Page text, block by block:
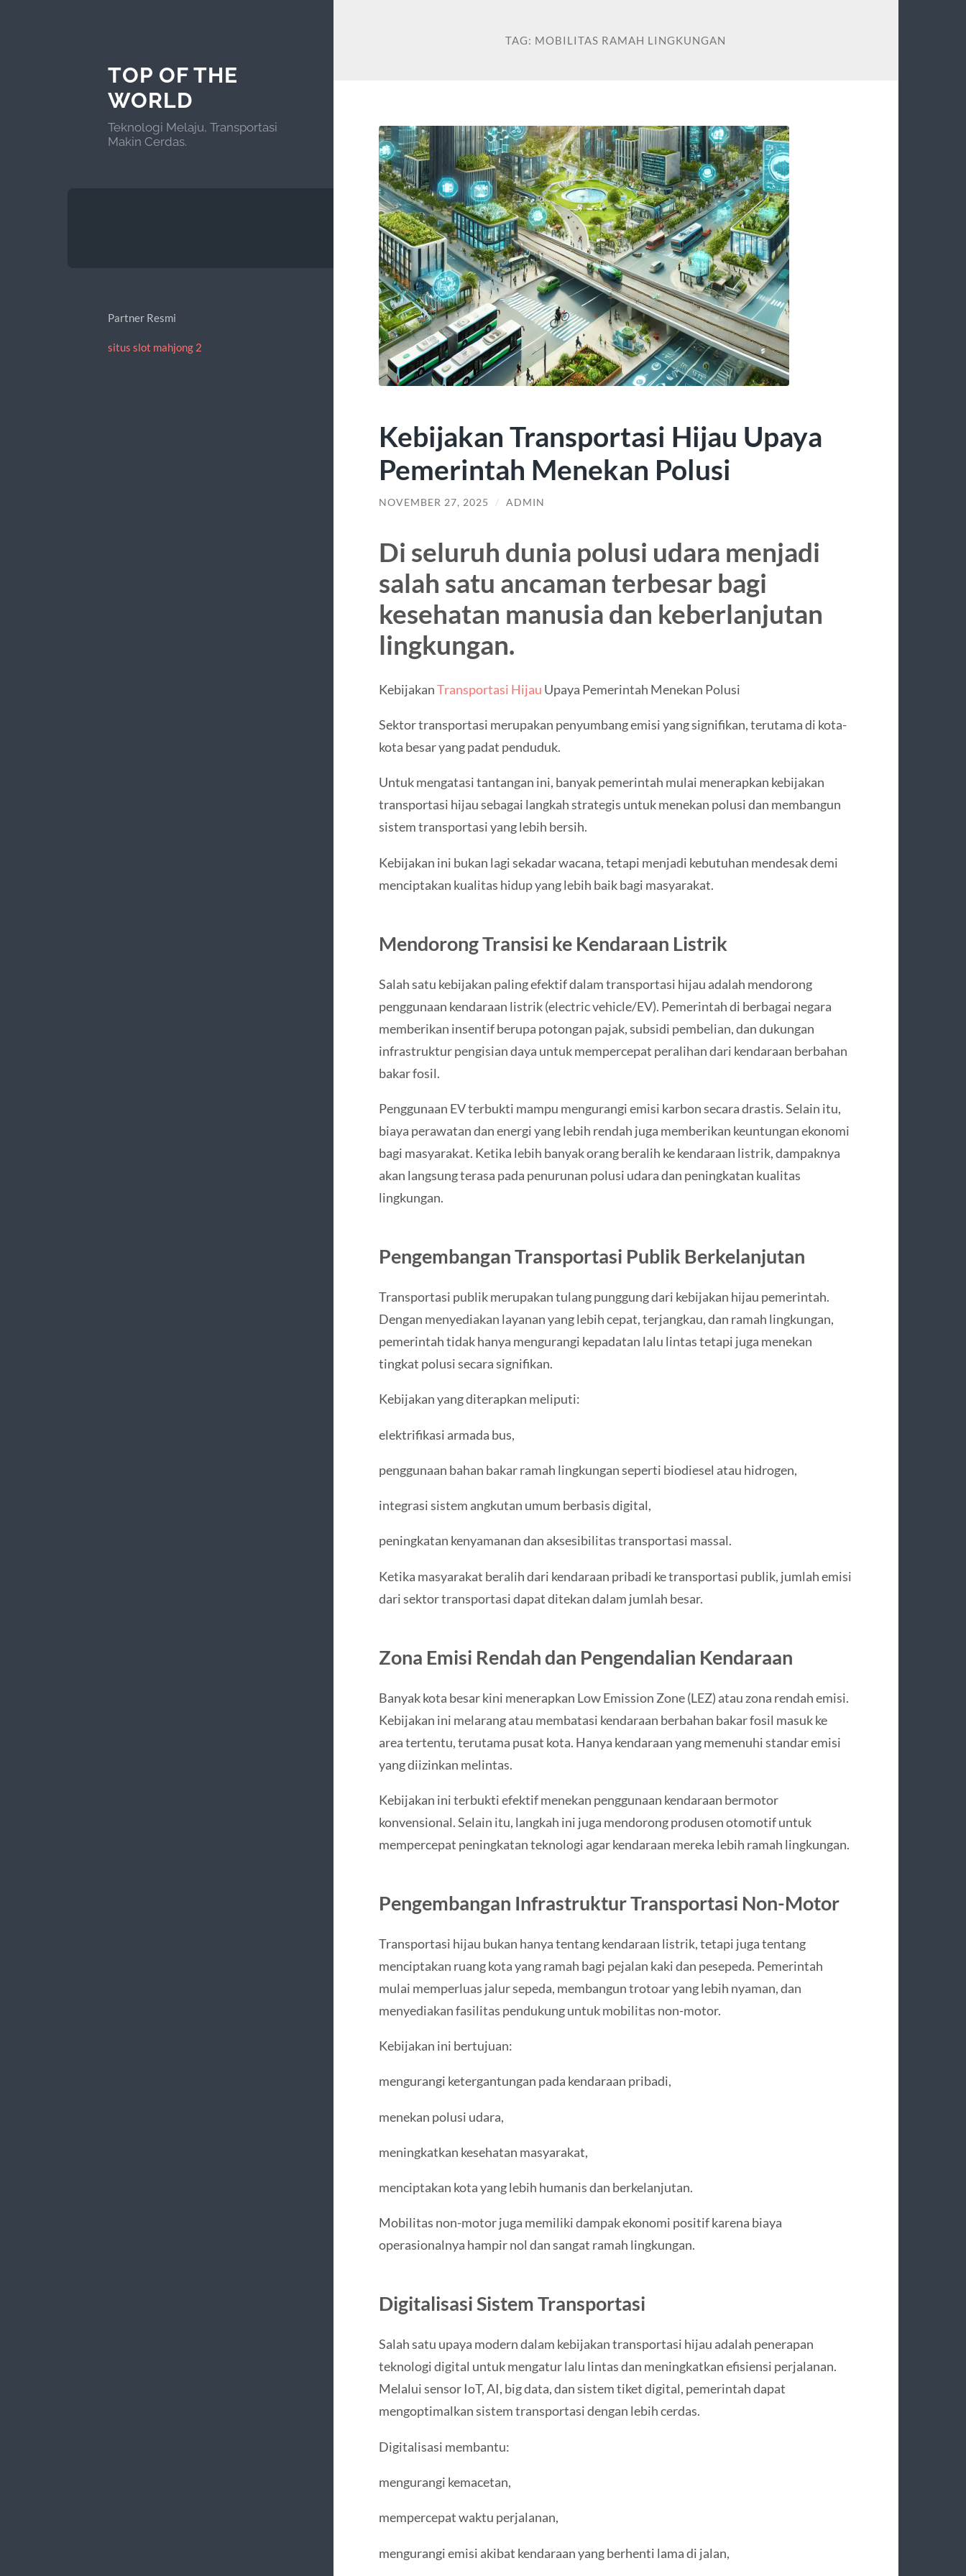
TOP OF THE
WORLD
Teknologi Melaju, Transportasi
Makin Cerdas.
Partner Resmi
situs slot mahjong 2
TAG: MOBILITAS RAMAH LINGKUNGAN
Kebijakan Transportasi Hijau Upaya
Pemerintah Menekan Polusi
NOVEMBER 27, 2025 / ADMIN
Di seluruh dunia polusi udara menjadi
salah satu ancaman terbesar bagi
kesehatan manusia dan keberlanjutan
lingkungan.
KebijakanTransportasi Hijau Upaya Pemerintah Menekan Polusi
Sektor transportasi merupakan penyumbang emisi yang signifikan, terutama di kota-
kota besar yang padat penduduk.
Untuk mengatasi tantangan ini, banyak pemerintah mulai menerapkan kebijakan
transportasi hijau sebagai langkah strategis untuk menekan polusi dan membangun
sistem transportasi yang lebih bersih.
Kebijakan ini bukan lagi sekadar wacana, tetapi menjadi kebutuhan mendesak demi
menciptakan kualitas hidup yang lebih baik bagi masyarakat.
Mendorong Transisi ke Kendaraan Listrik
Salah satu kebijakan paling efektif dalam transportasi hijau adalah mendorong
penggunaan kendaraan listrik (electric vehicle/EV). Pemerintah di berbagai negara
memberikan insentif berupa potongan pajak, subsidi pembelian, dan dukungan
infrastruktur pengisian daya untuk mempercepat peralihan dari kendaraan berbahan
bakar fosil.
Penggunaan EV terbukti mampu mengurangi emisi karbon secara drastis. Selain itu,
biaya perawatan dan energi yang lebih rendah juga memberikan keuntungan ekonomi
bagi masyarakat. Ketika lebih banyak orang beralih ke kendaraan listrik, dampaknya
akan langsung terasa pada penurunan polusi udara dan peningkatan kualitas
lingkungan.
Pengembangan Transportasi Publik Berkelanjutan
Transportasi publik merupakan tulang punggung dari kebijakan hijau pemerintah.
Dengan menyediakan layanan yang lebih cepat, terjangkau, dan ramah lingkungan,
pemerintah tidak hanya mengurangi kepadatan lalu lintas tetapi juga menekan
tingkat polusi secara signifikan.
Kebijakan yang diterapkan meliputi:
elektrifikasi armada bus,
penggunaan bahan bakar ramah lingkungan seperti biodiesel atau hidrogen,
integrasi sistem angkutan umum berbasis digital,
peningkatan kenyamanan dan aksesibilitas transportasi massal.
Ketika masyarakat beralih dari kendaraan pribadi ke transportasi publik, jumlah emisi
dari sektor transportasi dapat ditekan dalam jumlah besar.
Zona Emisi Rendah dan Pengendalian Kendaraan
Banyak kota besar kini menerapkan Low Emission Zone (LEZ) atau zona rendah emisi.
Kebijakan ini melarang atau membatasi kendaraan berbahan bakar fosil masuk ke
area tertentu, terutama pusat kota. Hanya kendaraan yang memenuhi standar emisi
yang diizinkan melintas.
Kebijakan ini terbukti efektif menekan penggunaan kendaraan bermotor
konvensional. Selain itu, langkah ini juga mendorong produsen otomotif untuk
mempercepat peningkatan teknologi agar kendaraan mereka lebih ramah lingkungan.
Pengembangan Infrastruktur Transportasi Non-Motor
Transportasi hijau bukan hanya tentang kendaraan listrik, tetapi juga tentang
menciptakan ruang kota yang ramah bagi pejalan kaki dan pesepeda. Pemerintah
mulai memperluas jalur sepeda, membangun trotoar yang lebih nyaman, dan
menyediakan fasilitas pendukung untuk mobilitas non-motor.
Kebijakan ini bertujuan:
mengurangi ketergantungan pada kendaraan pribadi,
menekan polusi udara,
meningkatkan kesehatan masyarakat,
menciptakan kota yang lebih humanis dan berkelanjutan.
Mobilitas non-motor juga memiliki dampak ekonomi positif karena biaya
operasionalnya hampir nol dan sangat ramah lingkungan.
Digitalisasi Sistem Transportasi
Salah satu upaya modern dalam kebijakan transportasi hijau adalah penerapan
teknologi digital untuk mengatur lalu lintas dan meningkatkan efisiensi perjalanan.
Melalui sensor IoT, AI, big data, dan sistem tiket digital, pemerintah dapat
mengoptimalkan sistem transportasi dengan lebih cerdas.
Digitalisasi membantu:
mengurangi kemacetan,
mempercepat waktu perjalanan,
mengurangi emisi akibat kendaraan yang berhenti lama di jalan,